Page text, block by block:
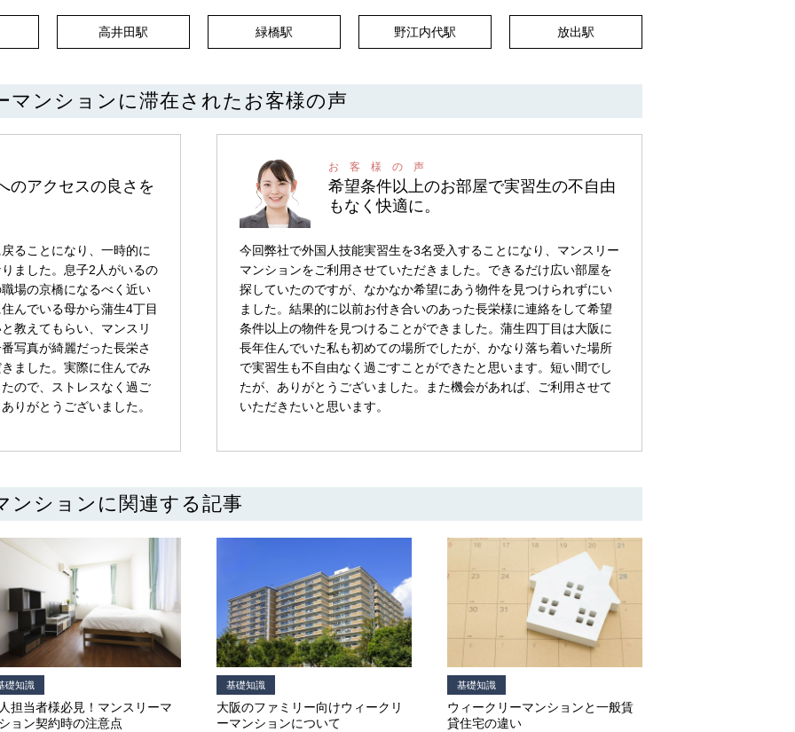
高井田駅 緑橋駅 野江内代駅 放出駅
マンションに滞在されたお客様の声
のアクセスの良さを
ることになり、一時的に
ました。息子2人がいるの
場の京橋になるべく近い
んでいる母から蒲生4丁目
教えてもらい、マンスリ
写真が綺麗だった長栄さ
ました。実際に住んでみ
ので、ストレスなく過ご
りがとうございました。
希望条件以上のお部屋で実習生の不自由
もなく快適に。
今回弊社で外国人技能実習生を3名受入することになり、マンスリー
マンションをご利用させていただきました。できるだけ広い部屋を
探していたのですが、なかなか希望にあう物件を見つけられずにい
ました。結果的に以前お付き合いのあった長栄様に連絡をして希望
条件以上の物件を見つけることができました。蒲生四丁目は大阪に
長年住んでいた私も初めての場所でしたが、かなり落ち着いた場所
で実習生も不自由なく過ごすことができたと思います。短い間でし
たが、ありがとうございました。また機会があれば、ご利用させて
いただきたいと思います。
ンションに関連する記事
礎知識
担当者様必見！マンスリーマ
ョン契約時の注意点
基礎知識
大阪のファミリー向けウィークリ
ーマンションについて
基礎知識
ウィークリーマンションと一般賃
貸住宅の違い